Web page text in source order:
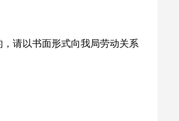
请以书面形式向我局劳动关系